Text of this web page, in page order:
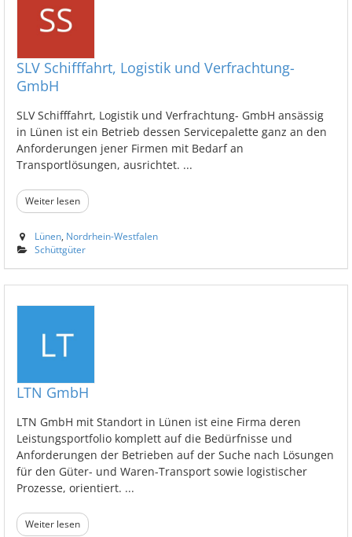
SLV Schifffahrt, Logistik und Verfrachtung-
GmbH
SLV Schifffahrt, Logistik und Verfrachtung- GmbH ansässig
in Lünen ist ein Betrieb dessen Servicepalette ganz an den
Anforderungen jener Firmen mit Bedarf an
Transportlösungen, ausrichtet. ...
Weiter lesen
Lünen Nordrhein-Westfalen
Schüttgüter
LTN GmbH
LTN GmbH mit Standort in Lünen ist eine Firma deren
Leistungsportfolio komplett auf die Bedürfnisse und
Anforderungen der Betrieben auf der Suche nach Lösungen
für den Güter- und Waren-Transport sowie logistischer
Prozesse, orientiert. ...
Weiter lesen